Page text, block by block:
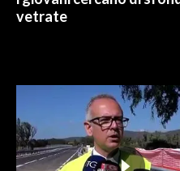
vetrate